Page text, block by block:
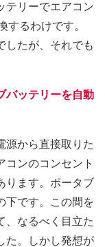
テリーでエアコン
るわけです。
したが、それでも
バッテリーを自動
源から直接取りた
コンのコンセント
ります。ポータブ
下です。この間を
、なるべく目立た
た。しかし発想が